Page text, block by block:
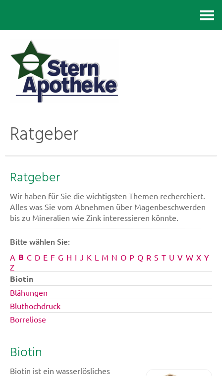
Ratgeber
Ratgeber
Wir haben für Sie die wichtigsten Themen recherchiert.
Alles was Sie vom Abnehmen über Magenbeschwerden
bis zu Mineralien wie Zink interessieren könnte.
Bitte wählen Sie:
A B C D E F G H I J K L M N O P Q R S T U V W X Y
Z
Biotin
Blähungen
Bluthochdruck
Borreliose
Biotin
Biotin ist ein wasserlösliches